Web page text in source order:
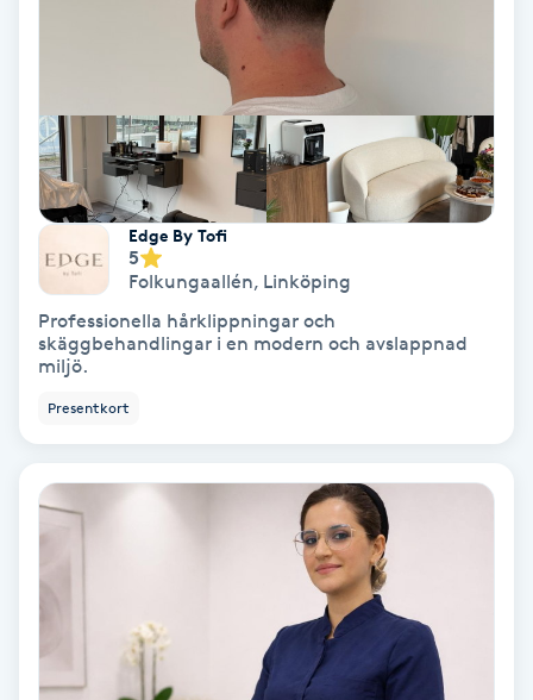
HIFU
Hollywood Peel
Hot Stone Massage
Hot yoga
Hudföryngring
Huduppstramning
Hudvård
Hyaluronsyra
Edge By Tofi
5
Folkungaallén, Linköping
Professionella hårklippningar och
skäggbehandlingar i en modern och avslappnad
miljö.
Presentkort